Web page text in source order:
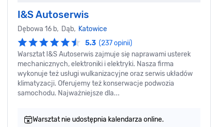
I&S Autoserwis
Dębowa 16 b, Dąb, Katowice
5.3 (237 opinii)
Warsztat I&S Autoserwis zajmuje się naprawami usterek
mechanicznych, elektroniki i elektryki. Nasza firma
wykonuje też usługi wulkanizacyjne oraz serwis układów
klimatyzacji. Oferujemy też konserwacje podwozia
samochodu. Najważniejsze dla...
Warsztat nie udostępnia kalendarza online.